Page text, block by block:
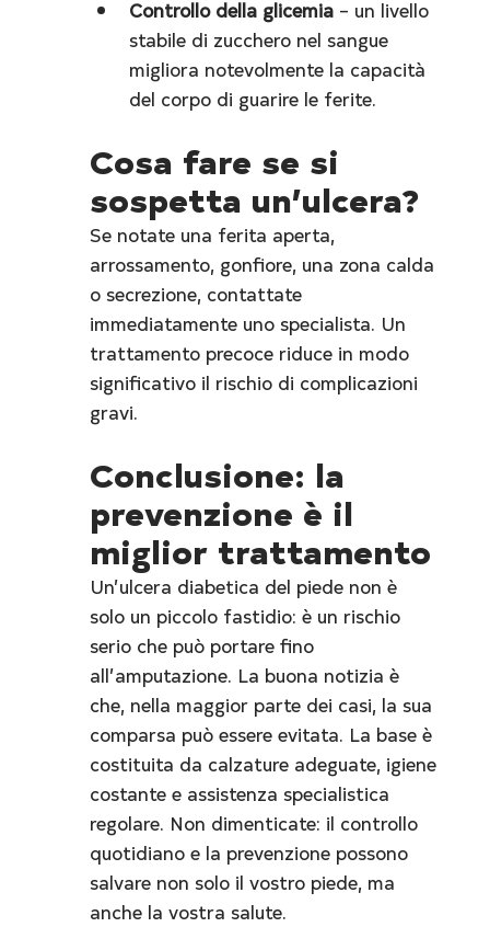
Controllo della glicemia – un livello
stabile di zucchero nel sangue
migliora notevolmente la capacità
del corpo di guarire le ferite.
Cosa fare se si
sospetta un’ulcera?
Se notate una ferita aperta,
arrossamento, gonfiore, una zona calda
o secrezione, contattate
immediatamente uno specialista. Un
trattamento precoce riduce in modo
significativo il rischio di complicazioni
gravi.
Conclusione: la
prevenzione è il
miglior trattamento
Un’ulcera diabetica del piede non è
solo un piccolo fastidio: è un rischio
serio che può portare fino
all’amputazione. La buona notizia è
che, nella maggior parte dei casi, la sua
comparsa può essere evitata. La base è
costituita da calzature adeguate, igiene
costante e assistenza specialistica
regolare. Non dimenticate: il controllo
quotidiano e la prevenzione possono
salvare non solo il vostro piede, ma
anche la vostra salute.